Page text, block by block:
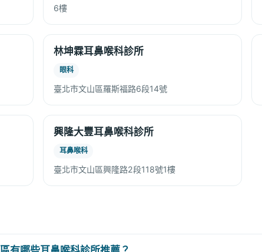
6樓
林坤霖耳鼻喉科診所
眼科
臺北市文山區羅斯福路6段14號
興隆大豐耳鼻喉科診所
耳鼻喉科
臺北市文山區興隆路2段118號1樓